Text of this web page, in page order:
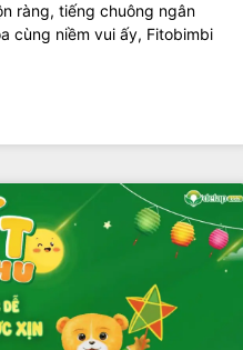
ràng, tiếng chuông ngân
cùng niềm vui ấy, Fitobimbi